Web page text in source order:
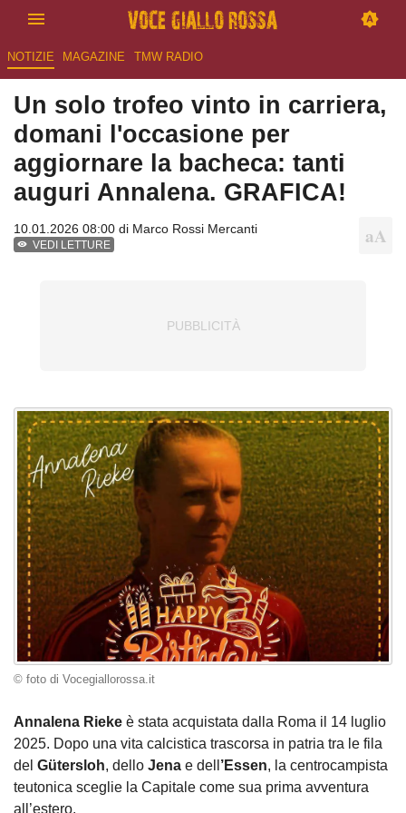
NOTIZIE MAGAZINE TMW RADIO
Un solo trofeo vinto in carriera,
domani l'occasione per
aggiornare la bacheca: tanti
auguri Annalena. GRAFICA!
10.01.2026 08:00 di Marco Rossi Mercanti
VEDI LETTURE
© foto di Vocegiallorossa.it
Annalena Rieke è stata acquistata dalla Roma il 14 luglio
2025. Dopo una vita calcistica trascorsa in patria tra le fila
del Gütersloh, dello Jena e dell ’Essen, la centrocampista
teutonica sceglie la Capitale come sua prima avventura
all’estero.